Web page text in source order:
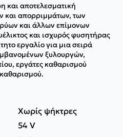
και αποτελεσματική
και απορριμμάτων, των
και άλλων επίμονων
και ισχυρός φυσητήρας
εργαλίο για μια σειρά
ξυλουργών,
εργάτες καθαρισμού
Χωρίς ψήκτρες
54 V